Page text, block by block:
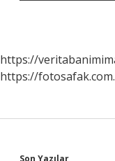
https://
https://
Son Yazılar